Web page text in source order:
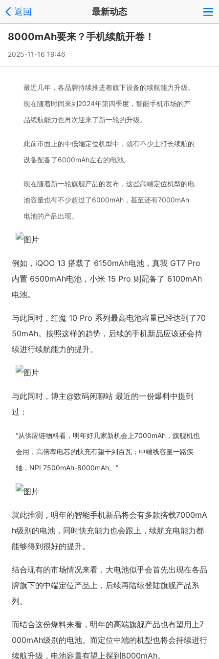
返回 最新动态
8000mAh要来？手机续航开卷！
2025-11-16 19:46
最近几年，各品牌持续推进着旗下设备的续航能力升级。
现在随着时间来到2024年第四季度，智能手机市场的产
品续航能力也再次迎来了新一轮的升级。
此前市面上的中低端定位机型中，就有不少主打长续航的
设备配备了6000mAh左右的电池。
现在随着新一轮旗舰产品的发布，这些高端定位机型的电
池容量也有不少超过了6000mAh，甚至还有7000mAh
电池的产品出现。
例如，iQOO 13 搭载了 6150mAh电池，真我 GT7 Pro
内置 6500mAh电池，小米 15 Pro 则配备了 6100mAh
电池。
与此同时，红魔 10 Pro 系列最高电池容量已经达到了70
50mAh。按照这样的趋势，后续的手机新品应该还会持
续进行续航能力的提升。
与此同时，博主@数码闲聊站 最近的一份爆料中提到
过：
“从供应链物料看，明年好几家新机会上7000mAh，旗舰机也
会用，高倍率电芯的快充有望干到百瓦；中端线容量一路疾
驰，NPI 7500mAh-8000mAh。”
就此推测，明年的智能手机新品将会有多款搭载7000mA
h级别的电池，同时快充能力也会跟上，续航充电能力都
能够得到很好的提升。
结合现有的市场情况来看，大电池似乎会首先出现在各品
牌旗下的中端定位产品上，后续再陆续登陆旗舰产品系
列。
而结合这份爆料来看，明年的高端旗舰产品也有望用上7
000mAh级别的电池。而定位中端的机型也将会持续进行
续航升级，电池容量有望上探到8000mAh。